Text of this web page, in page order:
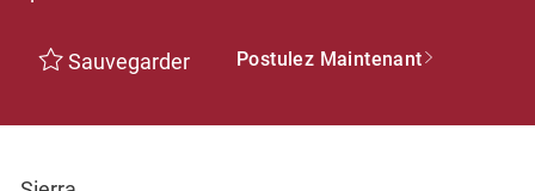
Sauvegarder Postulez Maintenant